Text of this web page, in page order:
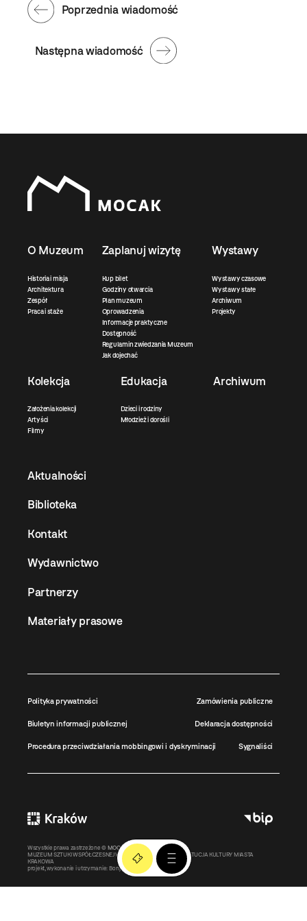
Następna wiadomość
Poprzednia wiadomość
O Muzeum
Historia i misja
Architektura
Zespół
Praca i staże
Zaplanuj wizytę
Kup bilet
Godziny otwarcia
Plan muzeum
Oprowadzenia
Informacje praktyczne
Dostępność
Regulamin zwiedzania Muzeum
Jak dojechać
Wystawy
Wystawy czasowe
Wystawy stałe
Archiwum
Projekty
Kolekcja
Założenia kolekcji
Artyści
Filmy
Edukacja
Dzieci i rodziny
Młodzież i dorośli
Archiwum
Aktualności
Biblioteka
Kontakt
Wydawnictwo
Partnerzy
Materiały prasowe
Polityka prywatności Zamówienia publiczne
Biuletyn informacji publicznej Deklaracja dostępności
Procedura przeciwdziałania mobbingowi i dyskryminacji Sygnaliści
Wszystkie prawa zastrzeżone © MOCAK2011-2026
MUZEUM SZTUKI WSPÓŁCZESNEJ W KRAKOWIE MOCAK – INSTYTUCJA KULTURY MIASTA
KRAKOWA
projekt, wykonanie i utrzymanie: Bonjour.pl